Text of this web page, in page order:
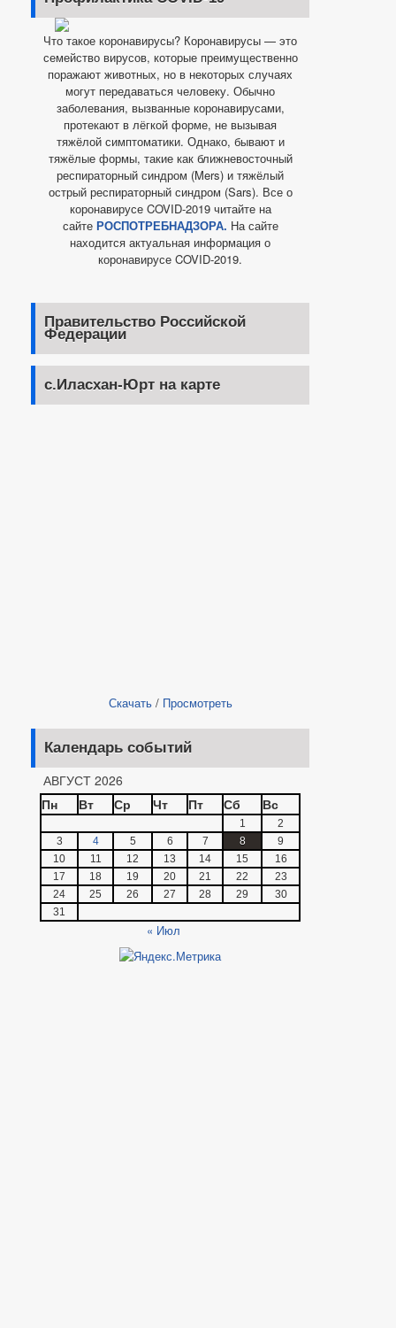
Что такое коронавирусы? Коронавирусы — это
семейство вирусов, которые преимущественно
поражают животных, но в некоторых случаях
могут передаваться человеку. Обычно
заболевания, вызванные коронавирусами,
протекают в лёгкой форме, не вызывая
тяжёлой симптоматики. Однако, бывают и
тяжёлые формы, такие как ближневосточный
респираторный синдром (Mers) и тяжёлый
острый респираторный синдром (Sars). Все о
коронавирусе COVID-2019 читайте на
сайте РОСПОТРЕБНАДЗОРА. На сайте
находится актуальная информация о
коронавирусе COVID-2019.
Правительство Российской
Федерации
с.Иласхан-Юрт на карте
Скачать/ Просмотреть
Календарь событий
АВГУСТ 2026
Пн
Вт Ср Чт Пт Сб Вс
1
2
3
4 5 6 7 8
9
10
11 12 13 14 15
16
17
18 19 20 21 22
23
24
25 26 27 28 29
30
31
« Июл